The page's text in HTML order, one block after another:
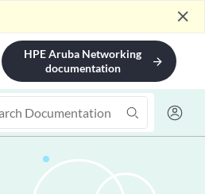
close
HPE Aruba Networking
documentation
arrow_forward